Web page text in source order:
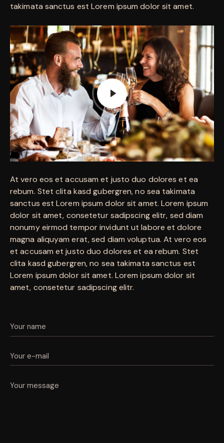
takimata sanctus est Lorem ipsum dolor sit amet.
At vero eos et accusam et justo duo dolores et ea
rebum. Stet clita kasd gubergren, no sea takimata
sanctus est Lorem ipsum dolor sit amet. Lorem ipsum
dolor sit amet, consetetur sadipscing elitr, sed diam
nonumy eirmod tempor invidunt ut labore et dolore
magna aliquyam erat, sed diam voluptua. At vero eos
et accusam et justo duo dolores et ea rebum. Stet
clita kasd gubergren, no sea takimata sanctus est
Lorem ipsum dolor sit amet. Lorem ipsum dolor sit
amet, consetetur sadipscing elitr.